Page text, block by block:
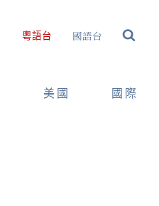
粵語台 國語台
美國 國際